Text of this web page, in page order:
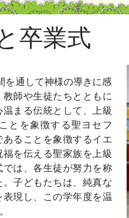
卒業式
を通して神様の導きに感
師や生徒たちとともに
まる伝統として、上級
とを象徴する聖ヨセフ
ることを象徴するイエ
を伝える聖家族を上級
は、各生徒が努力を称
子どもたちは、純真な
現し、この学年度を温